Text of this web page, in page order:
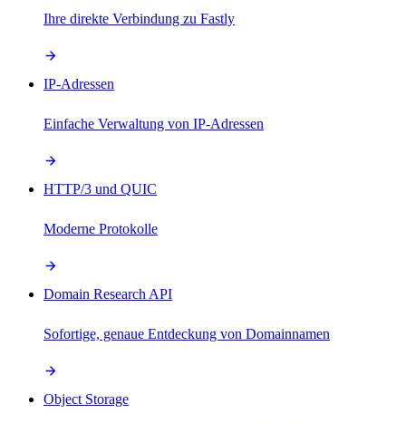
Ihre direkte Verbindung zu Fastly
IP-Adressen
Einfache Verwaltung von IP-Adressen
HTTP/3 und QUIC
Moderne Protokolle
Domain Research API
Sofortige, genaue Entdeckung von Domainnamen
Object Storage